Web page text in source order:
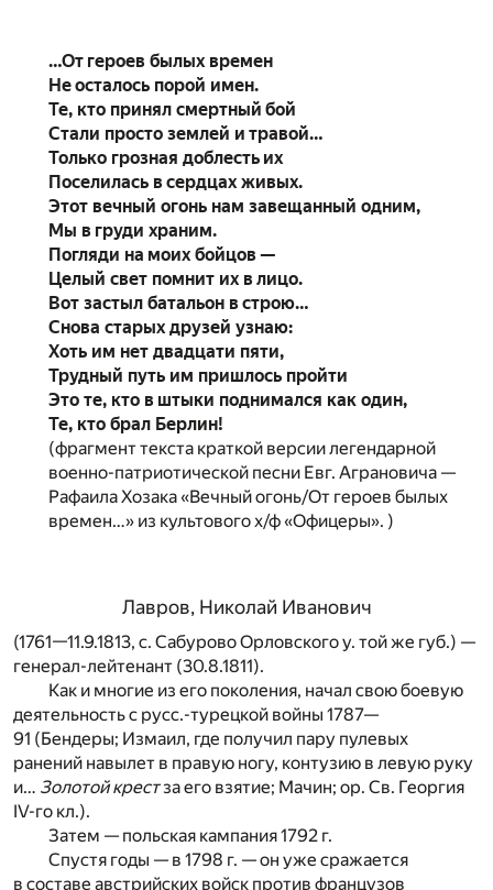
…От героев былых времен
Не осталось порой имен.
Те, кто принял смертный бой
Стали просто землей и травой…
Только грозная доблесть их
Поселилась в сердцах живых.
Этот вечный огонь нам завещанный одним,
Мы в груди храним.
Погляди на моих бойцов —
Целый свет помнит их в лицо.
Вот застыл батальон в строю…
Снова старых друзей узнаю:
Хоть им нет двадцати пяти,
Трудный путь им пришлось пройти
Это те, кто в штыки поднимался как один,
Те, кто брал Берлин!
(фрагмент текста краткой версии легендарной
военно-патриотической песни Евг. Аграновича —
Рафаила Хозака «Вечный огонь/От героев былых
времен…» из культового х/ф «Офицеры». )
Лавров, Николай Иванович
(1761—11.9.1813, с. Сабурово Орловского у. той же губ.) —
генерал-лейтенант (30.8.1811).
Как и многие из его поколения, начал свою боевую
деятельность с русс.-турецкой войны 1787—
91 (Бендеры; Измаил, где получил пару пулевых
ранений навылет в правую ногу, контузию в левую руку
и… Золотой крестза его взятие; Мачин; ор. Св. Георгия
IV-го кл.).
Затем — польская кампания 1792 г.
Спустя годы — в 1798 г. — он уже сражается
в составе австрийских войск против французов